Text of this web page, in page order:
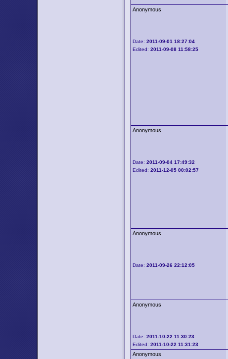
Anonymous
Date:2011-09-01 18:27:04
Edited:2011-09-08 11:58:25
Anonymous
Date:2011-09-04 17:49:32
Edited:2011-12-05 00:02:57
Anonymous
Date:2011-09-26 22:12:05
Anonymous
Date:2011-10-22 11:30:23
Edited:2011-10-22 11:31:23
Anonymous